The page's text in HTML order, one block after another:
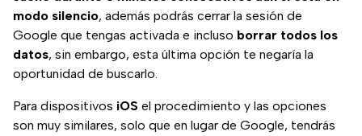
modo silencio, además podrás cerrar la sesión de
Google que tengas activada e incluso borrar todos los
datos, sin embargo, esta última opción te negaría la
oportunidad de buscarlo.
Para dispositivos iOS el procedimiento y las opciones
son muy similares, solo que en lugar de Google, tendrás